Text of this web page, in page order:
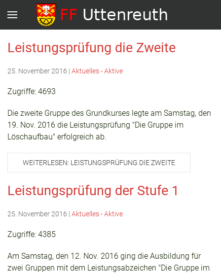
Leistungsprüfung die Zweite
25. November 2016 | Aktuelles - Aktive
Zugriffe: 4693
Die zweite Gruppe des Grundkurses legte am Samstag, den
19. Nov. 2016 die Leistungsprüfung "Die Gruppe im
Löschaufbau" erfolgreich ab.
WEITERLESEN: LEISTUNGSPRÜFUNG DIE ZWEITE
Leistungsprüfung der Stufe 1
25. November 2016 | Aktuelles - Aktive
Zugriffe: 4385
Am Samstag, den 12. Nov. 2016 ging die Ausbildung für
zwei Gruppen mit dem Leistungsabzeichen "Die Gruppe im